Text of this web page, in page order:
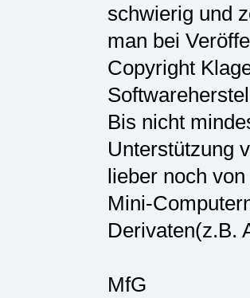
schwierig und
man bei
Copyright
Bis nicht
Unterstützung
lieber noch
Mini-
Derivaten(z.B.
MfG